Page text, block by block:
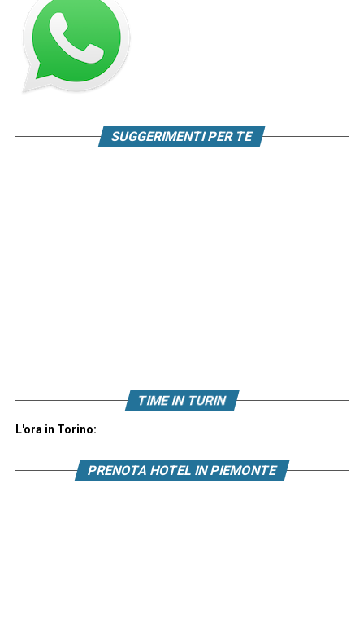
SUGGERIMENTI PER TE
TIME IN TURIN
L'ora in Torino:
PRENOTA HOTEL IN PIEMONTE